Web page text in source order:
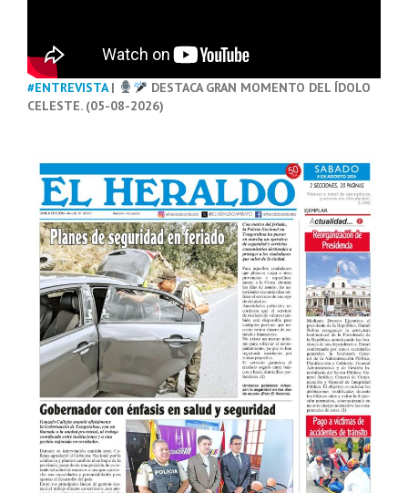
#ENTREVISTA|
DESTACA GRAN MOMENTO DEL ÍDOLO
CELESTE. (05-08-2026)